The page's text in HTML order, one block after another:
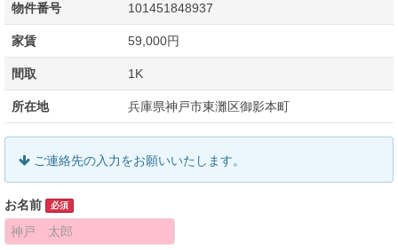
物件番号 101451848937
家賃 59,000円
間取 1K
所在地 兵庫県神戸市東灘区御影本町
ご連絡先の入力をお願いいたします。
お名前 必須